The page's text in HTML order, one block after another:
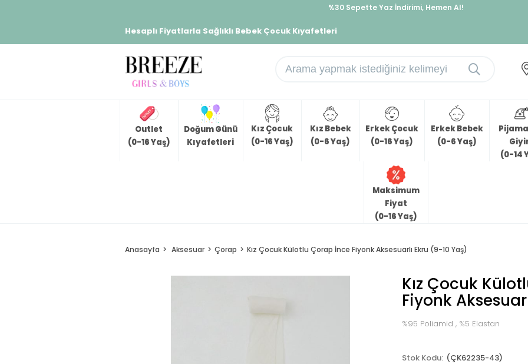
%30 Sepette Yaz İndirimi, Hemen Al!
Hesaplı Fiyatlarla Sağlıklı Bebek Çocuk Kıyafetleri
Outlet
(0-16 Yaş)
Doğum Günü
Kıyafetleri
Kız Çocuk
(0-16 Yaş)
Kız Bebek
(0-6 Yaş)
Erkek Çocuk
(0-16 Yaş)
Erkek Bebek
(0-6 Yaş)
(0-14
Maksimum
Fiyat
(0-16 Yaş)
Anasayfa Aksesuar Çorap Kız Çocuk Külotlu Çorap İnce Fiyonk Aksesuarlı Ekru (9-10 Yaş)
Kız Çocuk
Fiyonk
%95 Poliamid , %5 Elastan
(ÇK62235-43)